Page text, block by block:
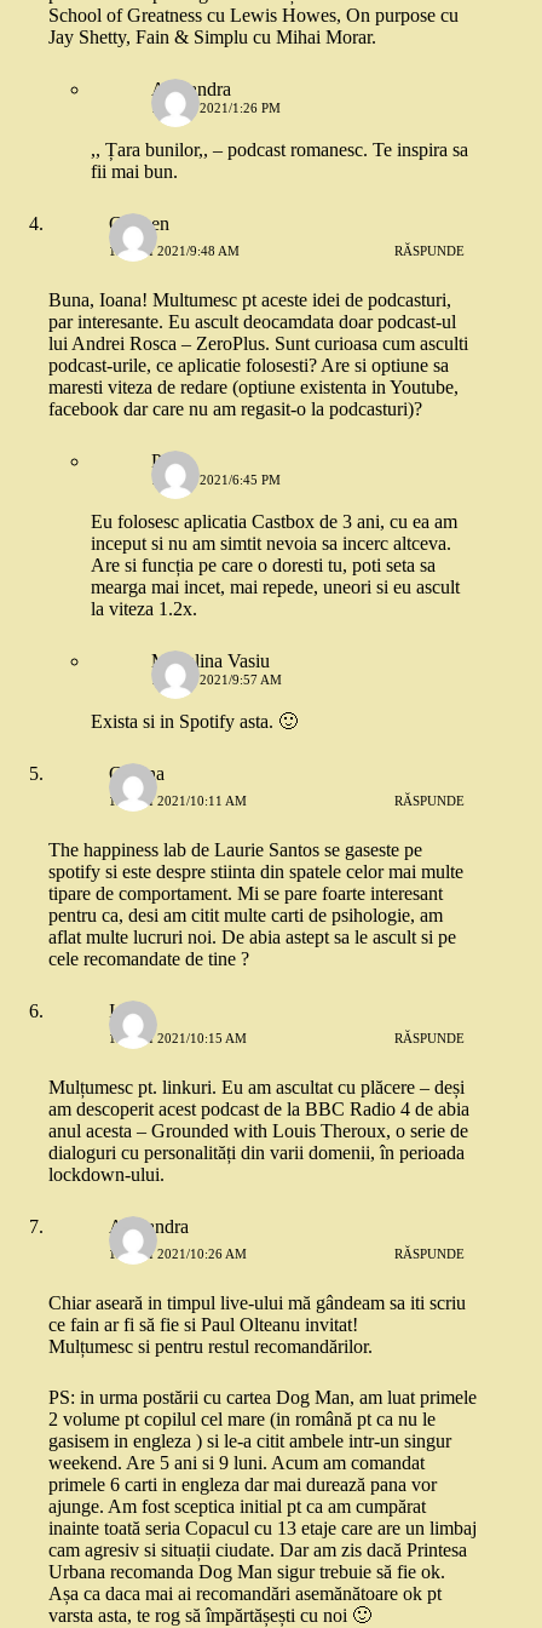
School of Greatness cu Lewis Howes, On purpose cu
Jay Shetty, Fain & Simplu cu Mihai Morar.
Alexandra
13 MAI 2021/1:26 PM
,, Țara bunilor,, – podcast romanesc. Te inspira sa
fii mai bun.
Carmen
13 MAI 2021/9:48 AM RĂSPUNDE
Buna, Ioana! Multumesc pt aceste idei de podcasturi,
par interesante. Eu ascult deocamdata doar podcast-ul
lui Andrei Rosca – ZeroPlus. Sunt curioasa cum asculti
podcast-urile, ce aplicatie folosesti? Are si optiune sa
maresti viteza de redare (optiune existenta in Youtube,
facebook dar care nu am regasit-o la podcasturi)?
Petra
13 MAI 2021/6:45 PM
Eu folosesc aplicatia Castbox de 3 ani, cu ea am
inceput si nu am simtit nevoia sa incerc altceva.
Are si funcția pe care o doresti tu, poti seta sa
mearga mai incet, mai repede, uneori si eu ascult
la viteza 1.2x.
Madalina Vasiu
14 MAI 2021/9:57 AM
Exista si in Spotify asta. 🙂
Catrina
13 MAI 2021/10:11 AM RĂSPUNDE
The happiness lab de Laurie Santos se gaseste pe
spotify si este despre stiinta din spatele celor mai multe
tipare de comportament. Mi se pare foarte interesant
pentru ca, desi am citit multe carti de psihologie, am
aflat multe lucruri noi. De abia astept sa le ascult si pe
cele recomandate de tine ?
Ioana
13 MAI 2021/10:15 AM RĂSPUNDE
Mulțumesc pt. linkuri. Eu am ascultat cu plăcere – deși
am descoperit acest podcast de la BBC Radio 4 de abia
anul acesta – Grounded with Louis Theroux, o serie de
dialoguri cu personalități din varii domenii, în perioada
lockdown-ului.
Alexandra
13 MAI 2021/10:26 AM RĂSPUNDE
Chiar aseară in timpul live-ului mă gândeam sa iti scriu
ce fain ar fi să fie si Paul Olteanu invitat!
Mulțumesc si pentru restul recomandărilor.
PS: in urma postării cu cartea Dog Man, am luat primele
2 volume pt copilul cel mare (in română pt ca nu le
gasisem in engleza ) si le-a citit ambele intr-un singur
weekend. Are 5 ani si 9 luni. Acum am comandat
primele 6 carti in engleza dar mai durează pana vor
ajunge. Am fost sceptica initial pt ca am cumpărat
inainte toată seria Copacul cu 13 etaje care are un limbaj
cam agresiv si situații ciudate. Dar am zis dacă Printesa
Urbana recomanda Dog Man sigur trebuie să fie ok.
Așa ca daca mai ai recomandări asemănătoare ok pt
varsta asta, te rog să împărtășești cu noi 🙂